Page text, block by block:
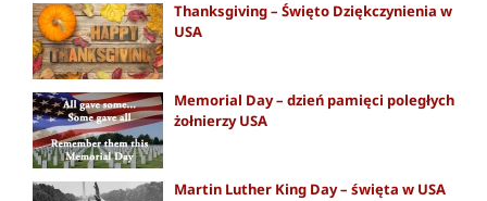
Thanksgiving – Święto Dziękczynienia w
USA
Memorial Day – dzień pamięci poległych
żołnierzy USA
Martin Luther King Day – święta w USA